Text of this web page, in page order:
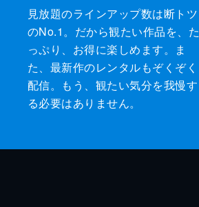
見放題のラインアップ数は断トツ
のNo.1。だから観たい作品を、た
っぷり、お得に楽しめます。ま
た、最新作のレンタルもぞくぞく
配信。もう、観たい気分を我慢す
る必要はありません。